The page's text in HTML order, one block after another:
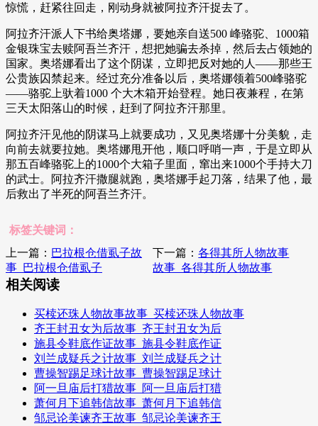
惊慌，赶紧往回走，刚动身就被阿拉齐汗捉去了。
阿拉齐汗派人下书给奥塔娜，要她亲自送500 峰骆驼、1000箱
金银珠宝去赎阿吾兰齐汗，想把她骗去杀掉，然后去占领她的
国家。奥塔娜看出了这个阴谋，立即把反对她的人——那些王
公贵族囚禁起来。经过充分准备以后，奥塔娜领着500峰骆驼
——骆驼上驮着1000 个大木箱开始登程。她日夜兼程，在第
三天太阳落山的时候，赶到了阿拉齐汗那里。
阿拉齐汗见他的阴谋马上就要成功，又见奥塔娜十分美貌，走
向前去就要拉她。奥塔娜甩开他，顺口呼哨一声，于是立即从
那五百峰骆驼上的1000个大箱子里面，窜出来1000个手持大刀
的武士。阿拉齐汗撒腿就跑，奥塔娜手起刀落，结果了他，最
后救出了半死的阿吾兰齐汗。
标签关键词：
上一篇： 巴拉根仓借虱子故
事_巴拉根仓借虱子
下一篇：各得其所人物故事
故事_各得其所人物故事
相关阅读
买椟还珠人物故事故事_买椟还珠人物故事
齐王封丑女为后故事_齐王封丑女为后
施县令鞋底作证故事_施县令鞋底作证
刘兰成疑兵之计故事_刘兰成疑兵之计
曹操智踢足球计故事_曹操智踢足球计
阿一旦庙后打猎故事_阿一旦庙后打猎
萧何月下追韩信故事_萧何月下追韩信
邹忌论美谏齐王故事_邹忌论美谏齐王